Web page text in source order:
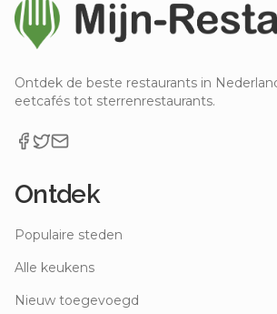
Ontdek de beste restaurants in
eetcafés tot sterrenrestaurants.
Ontdek
Populaire steden
Alle keukens
Nieuw toegevoegd